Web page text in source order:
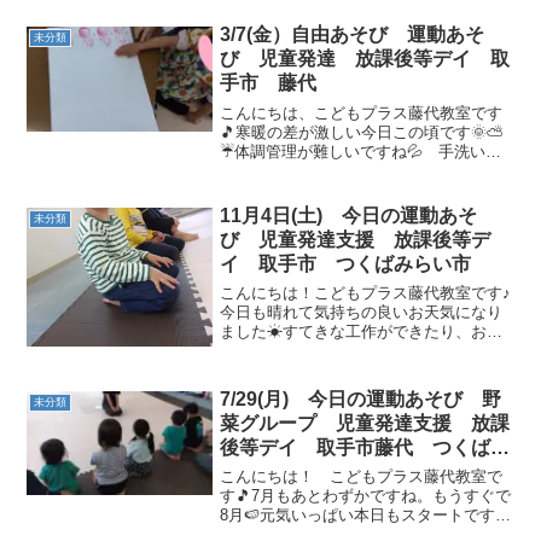
ルスに負けないよう、手洗い、うがい、
消毒とまだまだ徹底し...
未分類
3/7(金）自由あそび 運動あそ
び 児童発達 放課後等デイ 取
手市 藤代
こんにちは、こどもプラス藤代教室です
🎵寒暖の差が激しい今日この頃です🌞⛅
☔体調管理が難しいですね💦 手洗いう
ンバリンの音に合わせて元気いっぱい沢
山走り回りました🎵動物...
未分類
11月4日(土) 今日の運動あそ
び 児童発達支援 放課後等デ
イ 取手市 つくばみらい市
こんにちは！こどもプラス藤代教室です♪
今日も晴れて気持ちの良いお天気になり
ました☀すてきな工作ができたり、お友
水分補給もバッチリ♪午前の運動あそび🌈
挨拶の時も、...
未分類
7/29(月) 今日の運動あそび 野
菜グループ 児童発達支援 放課
後等デイ 取手市藤代 つくばみ
らい市
こんにちは！ こどもプラス藤代教室で
す🎵7月もあとわずかですね。もうすぐで
8月🍉元気いっぱい本日もスタートです😊